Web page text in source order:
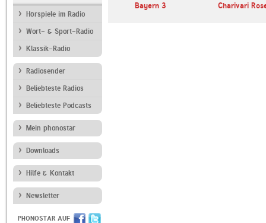
Hörspiele im Radio
Wort- & Sport-Radio
Klassik-Radio
Radiosender
Beliebteste Radios
Beliebteste Podcasts
Mein phonostar
Downloads
Hilfe & Kontakt
Newsletter
PHONOSTAR AUF
Bayern 3 Charivari